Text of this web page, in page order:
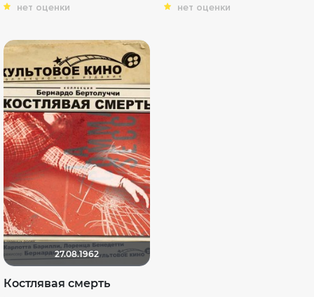
нет оценки нет оценки
27.08.1962
Костлявая смерть